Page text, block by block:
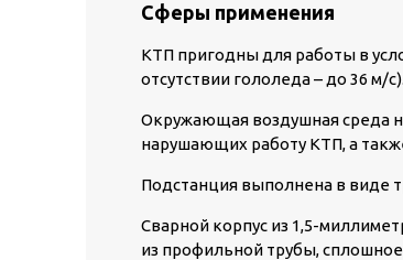
Сферы применения
КТП пригодны для работы в
отсутствии гололеда – до 36 м/с).
Окружающая воздушная среда
нарушающих работу КТП, а
Подстанция выполнена в виде
Сварной корпус из 1,5-
из профильной трубы,